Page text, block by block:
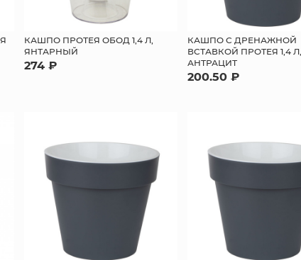
КАШПО ПРОТЕЯ ОБОД 1,4 Л,
ЯНТАРНЫЙ
274 ₽
КАШПО С ДРЕНАЖНОЙ
ВСТАВКОЙ ПРОТЕЯ 1,4 Л,
АНТРАЦИТ
200.50 ₽